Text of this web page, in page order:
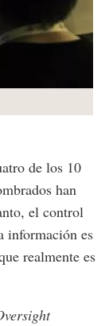
de los 10
han
el control
información es
realmente es